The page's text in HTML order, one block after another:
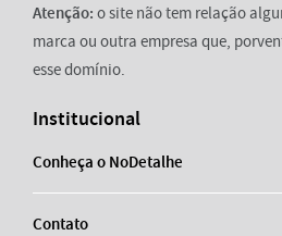
Atenção: o site não tem relação
marca ou outra empresa que,
esse domínio.
Institucional
Conheça o NoDetalhe
Contato